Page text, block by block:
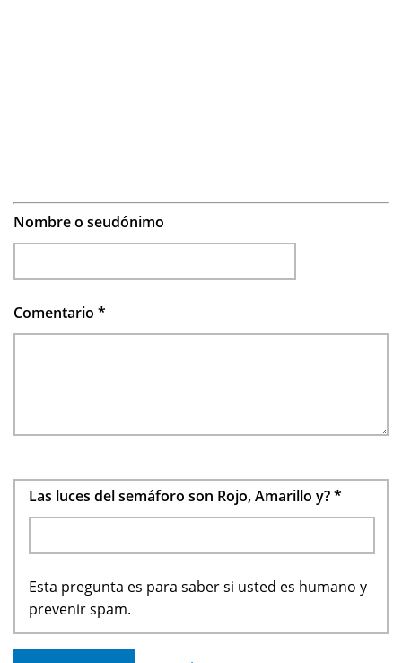
Nombre o seudónimo
Comentario *
Las luces del semáforo son Rojo, Amarillo y?*
Esta pregunta es para saber si usted es humano y
prevenir spam.